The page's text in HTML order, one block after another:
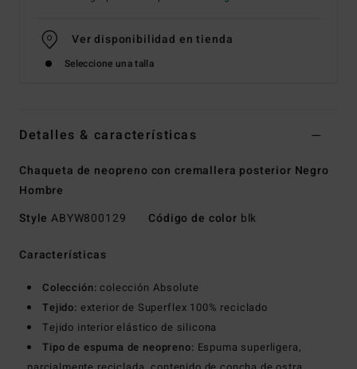
Ver disponibilidad en tienda
Seleccione una talla
Detalles & características
Chaqueta de neopreno con cremallera posterior Negro
Hombre
Style ABYW800129 Código de color blk
Características
Colección:colección Absolute
Tejido: exterior de Superflex 100% reciclado
Tejido interior elástico de silicona
Tipo de espuma de neopreno: Espuma superligera,